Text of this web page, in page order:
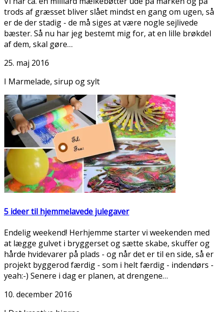
trods af græsset bliver slået mindst en gang om ugen, så
er de der stadig - de må siges at være nogle sejlivede
bæster. Så nu har jeg bestemt mig for, at en lille brøkdel
af dem, skal gøre…
25. maj 2016
I Marmelade, sirup og sylt
5 ideer til hjemmelavede julegaver
Endelig weekend! Herhjemme starter vi weekenden med
at lægge gulvet i bryggerset og sætte skabe, skuffer og
hårde hvidevarer på plads - og når det er til en side, så er
projekt byggerod færdig - som i helt færdig - indendørs -
yeah:-) Senere i dag er planen, at drengene…
10. december 2016